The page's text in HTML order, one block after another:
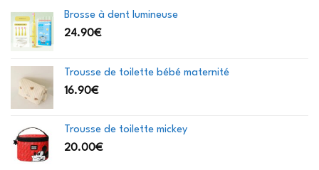
Brosse à dent lumineuse
24.90€
Trousse de toilette bébé maternité
16.90€
Trousse de toilette mickey
20.00€